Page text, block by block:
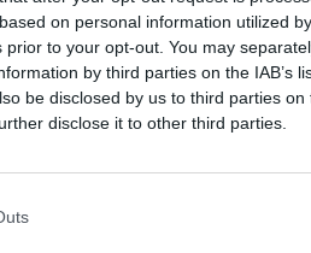
on personal information utilized
to your opt-out. You may
by third parties on the IAB’s
be disclosed by us to third parties on
disclose it to other third parties.